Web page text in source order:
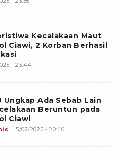
Kecalakaan Maut
Ciawi, 2 Korban Berhasil
- 23:44
Ungkap Ada Sebab Lain
Beruntun pada
Ciawi
5/02/2025 - 20:40